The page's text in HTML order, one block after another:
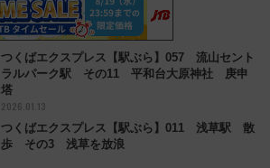
つくばエクスプレス【駅ぶら】057 流山セント
ラルパーク駅 その11 平和台大原神社 庚申
塔
2026.01.13
つくばエクスプレス【駅ぶら】011 浅草駅 散
歩 その3 浅草を放浪